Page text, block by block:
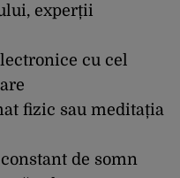
experții
cu cel
fizic sau meditația
de somn